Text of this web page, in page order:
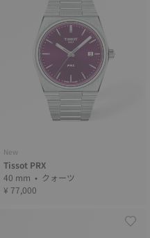
New
Tissot PRX
40 mm • クォーツ
¥ 77,000